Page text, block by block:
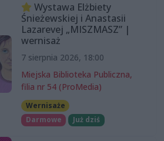
Wystawa Elżbiety
Śnieżewskiej i Anastasii
Lazarevej „MISZMASZ” |
wernisaż
7 sierpnia 2026, 18:00
Miejska Biblioteka Publiczna,
filia nr 54 (ProMedia)
Wernisaże
Darmowe
Już dziś